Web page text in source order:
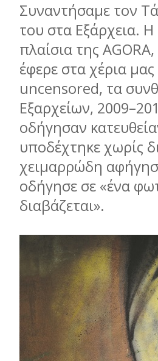
Συναντήσαμε τον
του στα Εξάρχεια.
πλαίσια της
έφερε στα χέρια
uncensored, τα
Εξαρχείων,
οδήγησαν
υποδέχτηκε χωρίς
χειμαρρώδη
οδήγησε σε «ένα
διαβάζεται».